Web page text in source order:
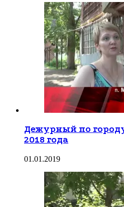
Дежурный по
2018 года
01.01.2019